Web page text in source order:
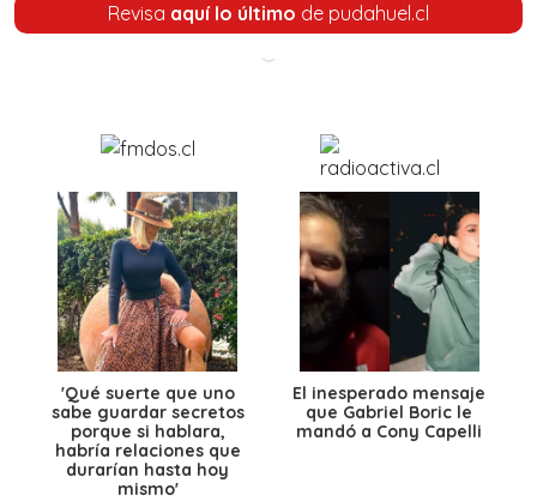
Revisa aquí lo último de pudahuel.cl
'Qué suerte que uno
sabe guardar secretos
porque si hablara,
habría relaciones que
durarían hasta hoy
mismo'
El inesperado mensaje
que Gabriel Boric le
mandó a Cony Capelli